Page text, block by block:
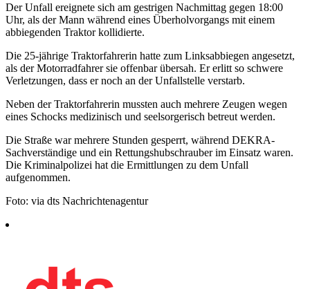
Der Unfall ereignete sich am gestrigen Nachmittag gegen 18:00
Uhr, als der Mann während eines Überholvorgangs mit einem
abbiegenden Traktor kollidierte.
Die 25-jährige Traktorfahrerin hatte zum Linksabbiegen angesetzt,
als der Motorradfahrer sie offenbar übersah. Er erlitt so schwere
Verletzungen, dass er noch an der Unfallstelle verstarb.
Neben der Traktorfahrerin mussten auch mehrere Zeugen wegen
eines Schocks medizinisch und seelsorgerisch betreut werden.
Die Straße war mehrere Stunden gesperrt, während DEKRA-
Sachverständige und ein Rettungshubschrauber im Einsatz waren.
Die Kriminalpolizei hat die Ermittlungen zu dem Unfall
aufgenommen.
Foto: via dts Nachrichtenagentur